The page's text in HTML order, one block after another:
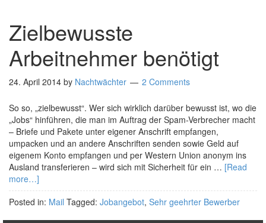
Zielbewusste
Arbeitnehmer benötigt
24. April 2014 by Nachtwächter 2 Comments
So so, „zielbewusst“. Wer sich wirklich darüber bewusst ist, wo die
„Jobs“ hinführen, die man im Auftrag der Spam-Verbrecher macht
– Briefe und Pakete unter eigener Anschrift empfangen,
umpacken und an andere Anschriften senden sowie Geld auf
eigenem Konto empfangen und per Western Union anonym ins
Ausland transferieren – wird sich mit Sicherheit für ein … [Read
more…]
Posted in: Mail Tagged: Jobangebot, Sehr geehrter Bewerber